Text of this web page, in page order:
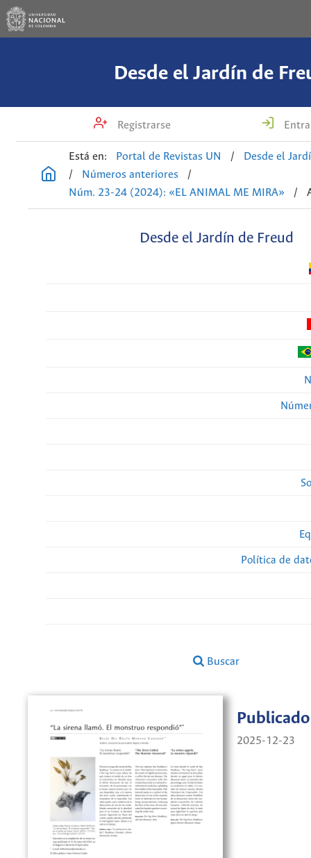
Desde el Jardín de
Registrarse
Está en: Portal de Revistas UN /
Desde el
/
Números anteriores
/
Núm. 23-24 (2024): «EL ANIMAL ME MIRA»
/
Desde el Jardín de Freud
Política de
Buscar
Publicado
2025-12-23